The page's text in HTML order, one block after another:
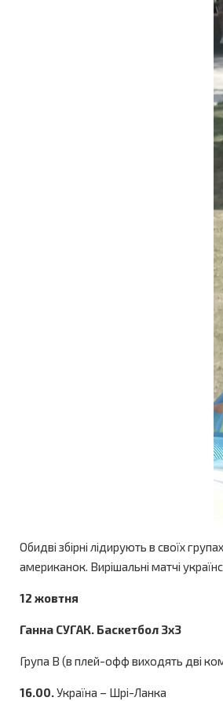
Обидві збірні лідирують в своїх
американок. Вирішальні матчі
12 жовтня
Ганна СУГАК. Баскетбол 3х3
Група В (в плей-офф виходять дві
16.00. Україна – Шрі-Ланка